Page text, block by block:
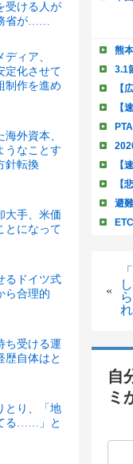
受ける人が
省が……
ィア、
定化させて
制作を進め
外資本、
うなことす
針転換
大手、米価
とになって
るドイツ式
ら合理的
ち受ける運
歴自体はと
とり、「地
る……」と
«
自
ミ